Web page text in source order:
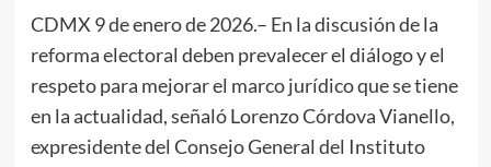
CDMX 9 de enero de 2026.– En la discusión de la
reforma electoral deben prevalecer el diálogo y el
respeto para mejorar el marco jurídico que se tiene
en la actualidad, señaló Lorenzo Córdova Vianello,
expresidente del Consejo General del Instituto